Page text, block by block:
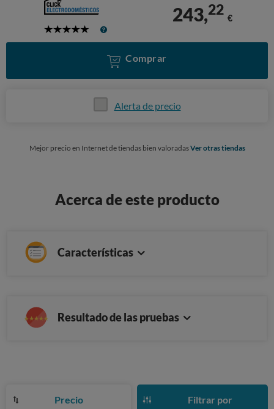
5
243,22
€
Comprar
Alerta de precio
Mejor precio en Internet de tiendas bien valoradasVer otras tiendas
Acerca de este producto
Características
Resultado de las pruebas
Precio Filtrar por